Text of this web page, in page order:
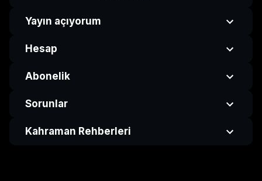
Yayın açıyorum
Hesap
Abonelik
Sorunlar
Kahraman Rehberleri